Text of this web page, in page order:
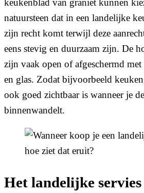
keukenblad van graniet kunnen
natuursteen dat in een landelijke
zijn recht komt terwijl deze
eens stevig en duurzaam zijn. De
zijn vaak open of afgeschermd
en glas. Zodat bijvoorbeeld
ook goed zichtbaar is wanneer je
binnenwandelt.
Het landelijke